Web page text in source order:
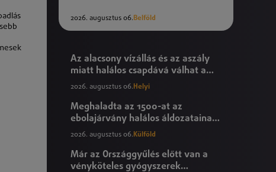
2026. augusztus 06.Belföld
Az alacsony vízállás és az aszály
miatt halálos csapdává válhat a
Tisza
2026. augusztus 06. Helyi
Meghaladta az 1500-at az
ebolajárvány halálos áldozatainak
száma
2026. augusztus 06. Külföld
Már az Országgyűlés előtt van a
vényköteles gyógyszerek